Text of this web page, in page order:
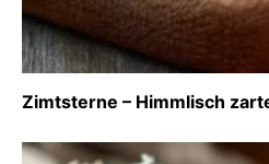
Zimtsterne – Himmlisch